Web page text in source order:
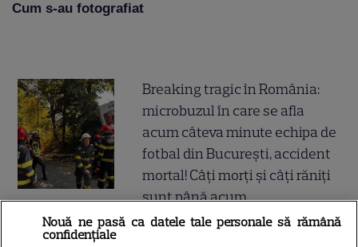
Cum s-au fotografiat
Breaking tragic în România:
microbuzul în care se afla
acum câteva minute echipa de
fotbal din București, accident
mortal! Câți morți și câți răniți
sunt până acum
Nouă ne pasă ca datele tale personale să rămână
confidențiale